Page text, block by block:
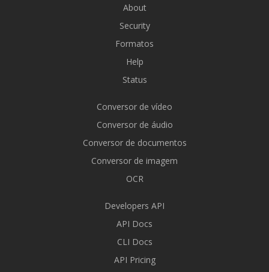
About
Security
Formatos
Help
Status
Conversor de vídeo
Conversor de áudio
Conversor de documentos
Conversor de imagem
OCR
Developers API
API Docs
CLI Docs
API Pricing